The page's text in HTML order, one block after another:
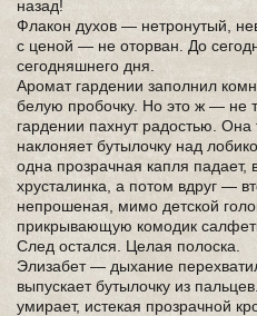
назад!
Флакон духов — нетронутый,
с ценой — не оторван. До
сегодняшнего дня.
Аромат гардении заполнил
белую пробочку. Но это ж — не
гардении пахнут радостью.
наклоняет бутылочку над
одна прозрачная капля падает,
хрусталинка, а потом вдруг —
непрошеная, мимо детской
прикрывающую комодик
След остался. Целая полоска.
Элизабет — дыхание
выпускает бутылочку из
умирает, истекая прозрачной